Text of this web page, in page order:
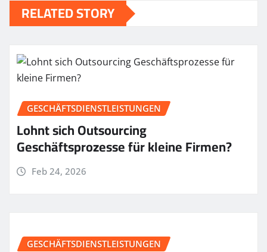
RELATED STORY
GESCHÄFTSDIENSTLEISTUNGEN
Lohnt sich Outsourcing
Geschäftsprozesse für kleine Firmen?
Feb 24, 2026
GESCHÄFTSDIENSTLEISTUNGEN